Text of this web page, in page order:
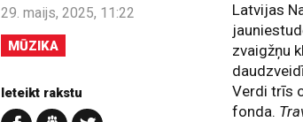
29. maijs, 2025, 11:22
MŪZIKA
Ieteikt rakstu
Latvijas
zvaigžņu
Verdi trīs
fonda.